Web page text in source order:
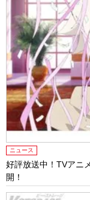
ニュース
好評放送中！TVアニ
開！